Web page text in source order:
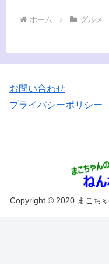
ホーム グルメ
お問い合わせ
プライバシーポリシー
Copyright © 2020 まこち